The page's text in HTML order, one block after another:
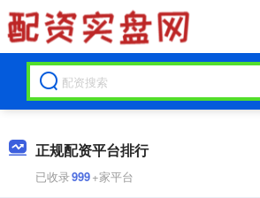
正规配资平台排行
已收录999+家平台